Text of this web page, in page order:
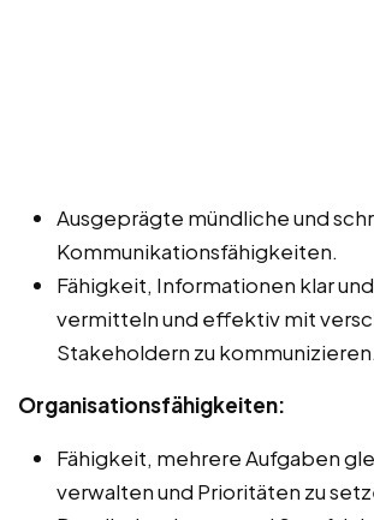
Ausgeprägte mündliche und
Kommunikationsfähigkeiten.
Fähigkeit, Informationen klar
vermitteln und effektiv mit
Stakeholdern zu kommunizieren.
Organisationsfähigkeiten:
Fähigkeit, mehrere Aufgaben
verwalten und Prioritäten zu